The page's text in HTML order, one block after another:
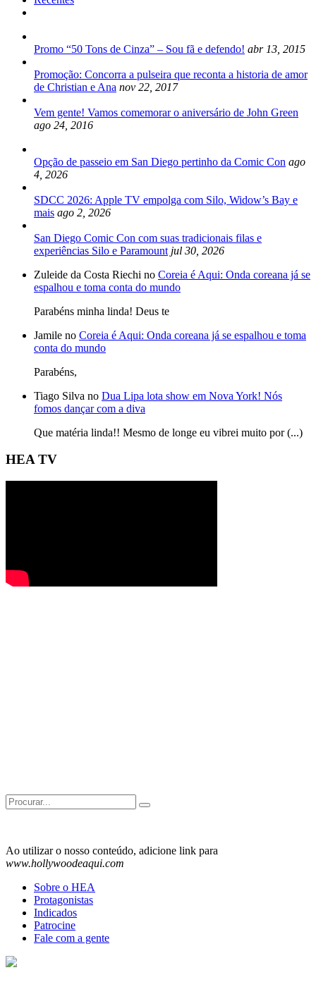
Promo “50 Tons de Cinza” – Sou fã e defendo! abr 13, 2015
Promoção: Concorra a pulseira que reconta a historia de amor
de Christian e Ana nov 22, 2017
Vem gente! Vamos comemorar o aniversário de John Green
ago 24, 2016
Opção de passeio em San Diego pertinho da Comic Con ago
4, 2026
SDCC 2026: Apple TV empolga com Silo, Widow’s Bay e
mais ago 2, 2026
San Diego Comic Con com suas tradicionais filas e
experiências Silo e Paramount jul 30, 2026
Zuleide da Costa Riechi no Coreia é Aqui: Onda coreana já se
espalhou e toma conta do mundo
Parabéns minha linda! Deus te
Jamile no Coreia é Aqui: Onda coreana já se espalhou e toma
conta do mundo
Parabéns,
Tiago Silva no Dua Lipa lota show em Nova York! Nós
fomos dançar com a diva
Que matéria linda!! Mesmo de longe eu vibrei muito por (...)
HEA TV
Search
for:
Ao utilizar o nosso conteúdo, adicione link para
www.hollywoodeaqui.com
Sobre o HEA
Protagonistas
Indicados
Patrocine
Fale com a gente